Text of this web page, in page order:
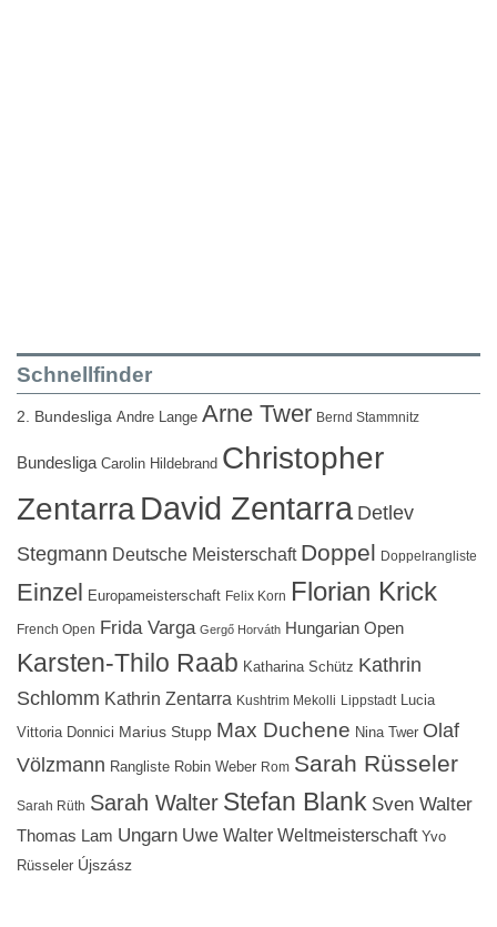
Schnellfinder
2. Bundesliga Andre Lange Arne Twer Bernd Stammnitz
Bundesliga Carolin Hildebrand Christopher
ZentarraDavid Zentarra Detlev
Stegmann Deutsche Meisterschaft Doppel Doppelrangliste
Einzel Europameisterschaft Felix Korn Florian Krick
French Open Frida Varga Gergő Horváth Hungarian Open
Karsten-Thilo Raab Katharina Schütz Kathrin
Schlomm Kathrin Zentarra Kushtrim Mekolli Lippstadt Lucia
Vittoria Donnici Marius Stupp Max Duchene Nina Twer Olaf
Völzmann Rangliste Robin Weber Rom Sarah Rüsseler
Sarah Rüth Sarah Walter Stefan Blank Sven Walter
Thomas Lam Ungarn Uwe Walter Weltmeisterschaft Yvo
Rüsseler Újszász